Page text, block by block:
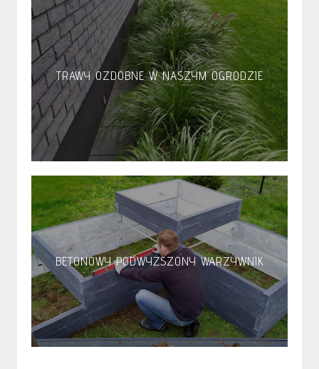
TRAWY OZDOBNE W NASZYM OGRODZIE
BETONOWY PODWYŻSZONY WARZYWNIK